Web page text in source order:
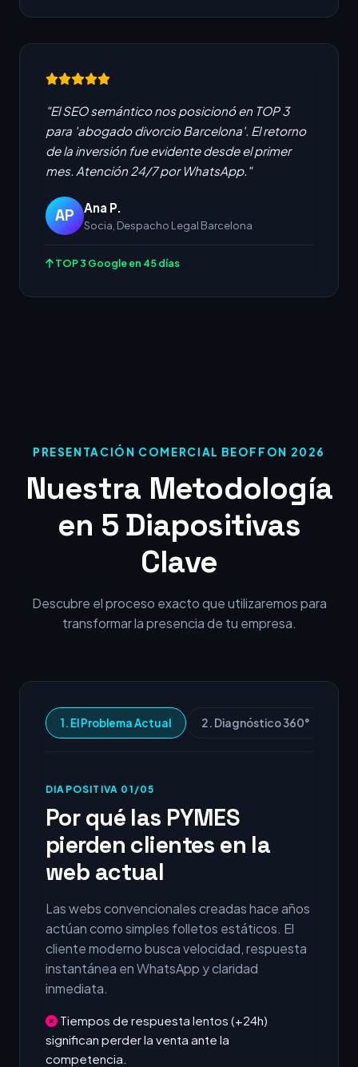
"El SEO semántico nos posicionó en TOP 3
para 'abogado divorcio Barcelona'. El retorno
de la inversión fue evidente desde el primer
mes. Atención 24/7 por WhatsApp."
AP Ana P.
Socia, Despacho Legal Barcelona
TOP 3 Google en 45 días
PRESENTACIÓN COMERCIAL BEOFFON 2026
Nuestra Metodología
en 5 Diapositivas
Clave
Descubre el proceso exacto que utilizaremos para
transformar la presencia de tu empresa.
1. El Problema Actual 2. Diagnóstico 360°
DIAPOSITIVA 01/05
Por qué las PYMES
pierden clientes en la
web actual
Las webs convencionales creadas hace años
actúan como simples folletos estáticos. El
cliente moderno busca velocidad, respuesta
instantánea en WhatsApp y claridad
inmediata.
Tiempos de respuesta lentos (+24h)
significan perder la venta ante la
competencia.